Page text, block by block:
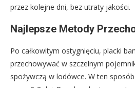
przez kolejne dni, bez utraty jakości.
Najlepsze Metody
Po całkowitym ostygnięciu, placki
przechowywać w szczelnym
spożywczą w lodówce. W ten